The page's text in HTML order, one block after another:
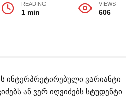
READING
1 min
VIEWS
606
ინტერპრეტირებული ვარიანტი
ან ვერ იღვიძებს სტუდენტი